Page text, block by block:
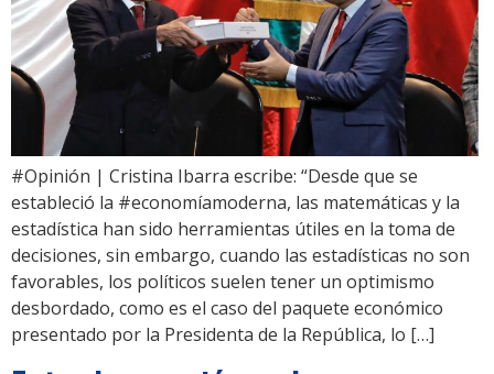
#Opinión | Cristina Ibarra escribe: “Desde que se
estableció la #economíamoderna, las matemáticas y la
estadística han sido herramientas útiles en la toma de
decisiones, sin embargo, cuando las estadísticas no son
favorables, los políticos suelen tener un optimismo
desbordado, como es el caso del paquete económico
presentado por la Presidenta de la República, lo […]